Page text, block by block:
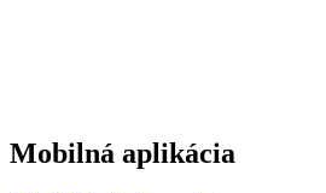
Mobilná aplikácia